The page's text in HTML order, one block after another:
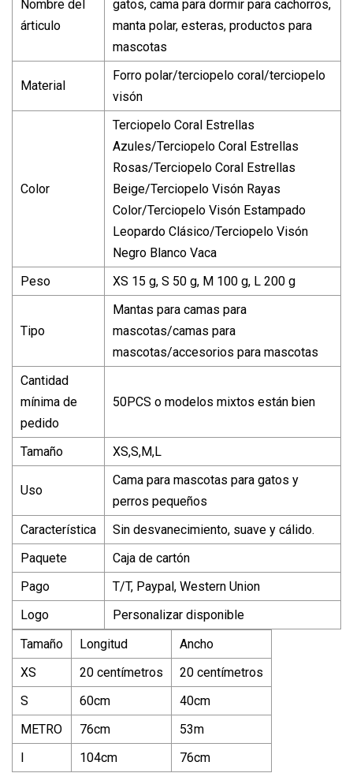
Nombre del
árticulo
gatos, cama para dormir para cachorros,
manta polar, esteras, productos para
mascotas
Material
Forro polar/terciopelo coral/terciopelo
visón
Color
Terciopelo Coral Estrellas
Azules/Terciopelo Coral Estrellas
Rosas/Terciopelo Coral Estrellas
Beige/Terciopelo Visón Rayas
Color/Terciopelo Visón Estampado
Leopardo Clásico/Terciopelo Visón
Negro Blanco Vaca
Peso
XS 15 g, S 50 g, M 100 g, L 200 g
Tipo
Mantas para camas para
mascotas/camas para
mascotas/accesorios para mascotas
Cantidad
mínima de
pedido
50PCS o modelos mixtos están bien
Tamaño XS,S,M,L
Uso
Cama para mascotas para gatos y
perros pequeños
Característica
Sin desvanecimiento, suave y cálido.
Paquete
Caja de cartón
Pago
T/T, Paypal, Western Union
Logo
Personalizar disponible
Tamaño
Longitud
Ancho
XS
20 centímetros
20 centímetros
S
60cm
40cm
METRO
76cm
53m
l
104cm 76cm